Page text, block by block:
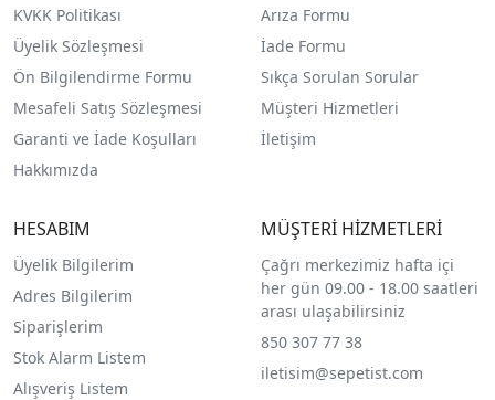
KVKK Politikası
Üyelik Sözleşmesi
Ön Bilgilendirme Formu
Mesafeli Satış Sözleşmesi
Garanti ve İade Koşulları
Hakkımızda
Arıza Formu
İade Formu
Sıkça Sorulan Sorular
Müşteri Hizmetleri
İletişim
HESABIM
Üyelik Bilgilerim
Adres Bilgilerim
Siparişlerim
Stok Alarm Listem
Alışveriş Listem
MÜŞTERİ HİZMETLERİ
Çağrı merkezimiz hafta içi
her gün 09.00 - 18.00 saatleri
arası ulaşabilirsiniz
850 307 77 38
iletisim@sepetist.com